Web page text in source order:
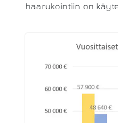
haarukointiin on